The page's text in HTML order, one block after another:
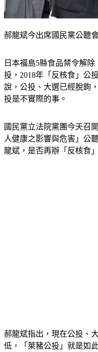
投，2018年「反核食」公
說，公投、大選已經脫鉤
投是不實際的事。
人健康之影響與危害」公
龍斌，是否再辦「反核食
低，「萊豬公投」就是如
議，現在辦公投是不實際